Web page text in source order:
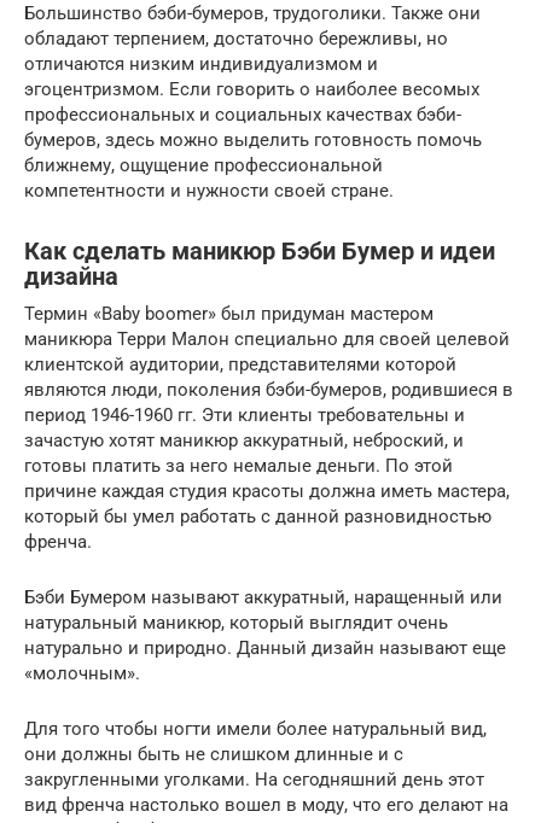
Большинство бэби-бумеров, трудоголики. Также они
обладают терпением, достаточно бережливы, но
отличаются низким индивидуализмом и
эгоцентризмом. Если говорить о наиболее весомых
профессиональных и социальных качествах бэби-
бумеров, здесь можно выделить готовность помочь
ближнему, ощущение профессиональной
компетентности и нужности своей стране.
Как сделать маникюр Бэби Бумер и идеи
дизайна
Термин «Baby boomer» был придуман мастером
маникюра Терри Малон специально для своей целевой
клиентской аудитории, представителями которой
являются люди, поколения бэби-бумеров, родившиеся в
период 1946-1960 гг. Эти клиенты требовательны и
зачастую хотят маникюр аккуратный, неброский, и
готовы платить за него немалые деньги. По этой
причине каждая студия красоты должна иметь мастера,
который бы умел работать с данной разновидностью
френча.
Бэби Бумером называют аккуратный, наращенный или
натуральный маникюр, который выглядит очень
натурально и природно. Данный дизайн называют еще
«молочным».
Для того чтобы ногти имели более натуральный вид,
они должны быть не слишком длинные и с
закругленными уголками. На сегодняшний день этот
вид френча настолько вошел в моду, что его делают на